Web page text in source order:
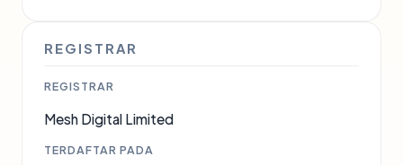
REGISTRAR
REGISTRAR
Mesh Digital Limited
TERDAFTAR PADA